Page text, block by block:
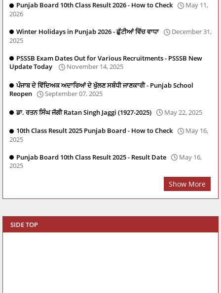
Punjab Board 10th Class Result 2026 - How to Check
May 11,
2026
Winter Holidays in Punjab 2026 - ਛੁੱਟੀਆਂ ਵਿੱਚ ਵਾਧਾ
December 31,
2025
PSSSB Exam Dates Out for Various Recruitments - PSSSB New
Update Today
November 14, 2025
ਪੰਜਾਬ ਦੇ ਵਿੱਦਿਅਕ ਅਦਾਰਿਆਂ ਦੇ ਖੁੱਲਣ ਸਬੰਧੀ ਜਾਣਕਾਰੀ - Punjab School
Reopen
September 07, 2025
ਡਾ. ਰਤਨ ਸਿੰਘ ਜੱਗੀ Ratan Singh Jaggi (1927-2025) May 22, 2025
10th Class Result 2025 Punjab Board - How to Check
May 16,
2025
Punjab Board 10th Class Result 2025 - Result Date
May 16,
2025
Show More
SIDE TOP